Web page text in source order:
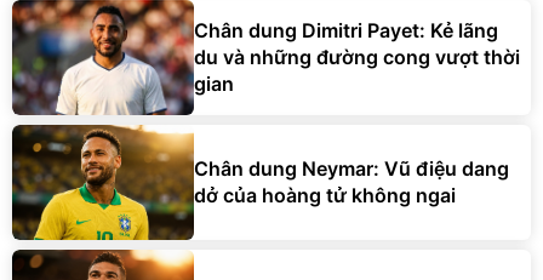
Chân dung Dimitri Payet: Kẻ lãng
du và những đường cong vượt thời
gian
Chân dung Neymar: Vũ điệu dang
dở của hoàng tử không ngai